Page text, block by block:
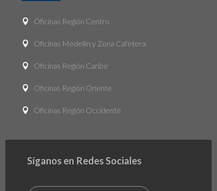
 Oficinas Región Centro
 Oficinas Medellín y Zona Cafetera
 Oficinas Región Caribe
 Oficinas Región Oriente
 Oficinas Región Occidente
Síganos en Redes Sociales